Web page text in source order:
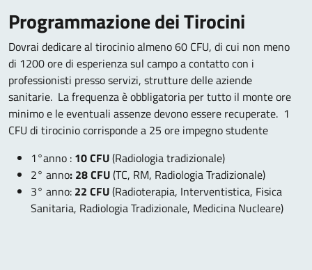
Programmazione dei Tirocini
Dovrai dedicare al tirocinio almeno 60 CFU, di cui non meno
di 1200 ore di esperienza sul campo a contatto con i
professionisti presso servizi, strutture delle aziende
sanitarie. La frequenza è obbligatoria per tutto il monte ore
minimo e le eventuali assenze devono essere recuperate. 1
CFU di tirocinio corrisponde a 25 ore impegno studente
1°anno : 10 CFU(Radiologia tradizionale)
2° anno: 28 CFU(TC, RM, Radiologia Tradizionale)
3° anno: 22 CFU(Radioterapia, Interventistica, Fisica
Sanitaria, Radiologia Tradizionale, Medicina Nucleare)